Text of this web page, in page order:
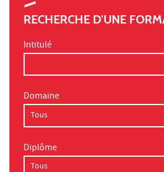
RECHERCHE D'UNE
Intitulé
Domaine
Diplôme